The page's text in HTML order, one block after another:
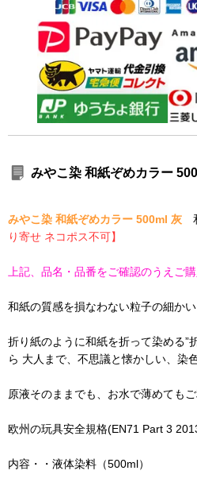
みやこ染 和紙ぞめカラー
みやこ染 和紙ぞめカラー 500ml 灰
り寄せ ネコポス不可】
上記、品名・品番をご確認のうえご購
和紙の質感を損なわない粒子の細か
折り紙のように和紙を折って染める”
ら 大人まで、不思議と懐かしい、染
原液そのままでも、お水で薄めてもご
欧州の玩具安全規格(EN71 Part 3
内容・・液体染料（500ml）